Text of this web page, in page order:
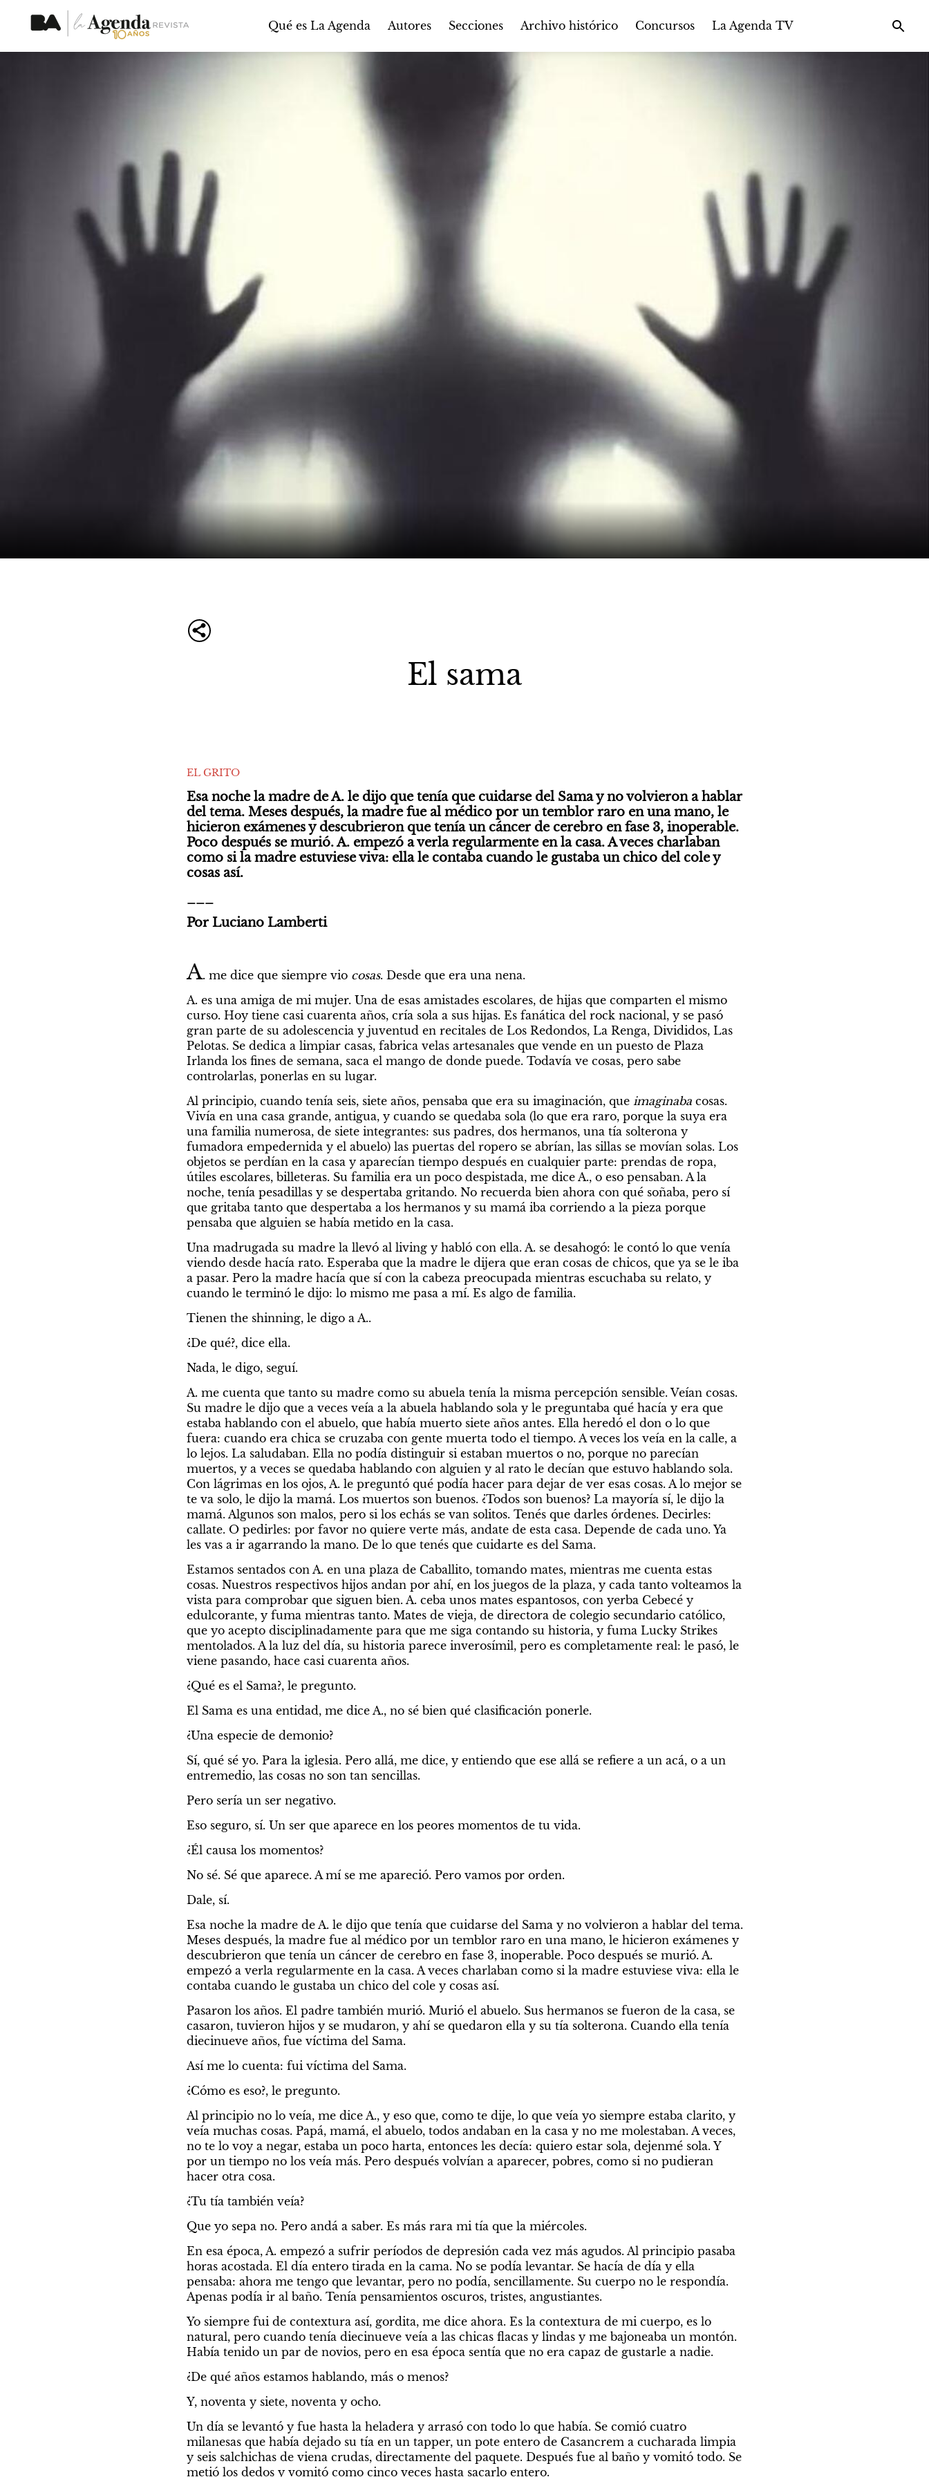
Qué es La Agenda Autores Secciones Archivo histórico Concursos La Agenda TV
El sama
EL GRITO
Esa noche la madre de A. le dijo que tenía que cuidarse del Sama y no volvieron a hablar
del tema. Meses después, la madre fue al médico por un temblor raro en una mano, le
hicieron exámenes y descubrieron que tenía un cáncer de cerebro en fase 3, inoperable.
Poco después se murió. A. empezó a verla regularmente en la casa. A veces charlaban
como si la madre estuviese viva: ella le contaba cuando le gustaba un chico del cole y
cosas así.
Por Luciano Lamberti
A. me dice que siempre vio cosas. Desde que era una nena.
A. es una amiga de mi mujer. Una de esas amistades escolares, de hijas que comparten el mismo
curso. Hoy tiene casi cuarenta años, cría sola a sus hijas. Es fanática del rock nacional, y se pasó
gran parte de su adolescencia y juventud en recitales de Los Redondos, La Renga, Divididos, Las
Pelotas. Se dedica a limpiar casas, fabrica velas artesanales que vende en un puesto de Plaza
Irlanda los fines de semana, saca el mango de donde puede. Todavía ve cosas, pero sabe
controlarlas, ponerlas en su lugar.
Al principio, cuando tenía seis, siete años, pensaba que era su imaginación, que imaginaba cosas.
Vivía en una casa grande, antigua, y cuando se quedaba sola (lo que era raro, porque la suya era
una familia numerosa, de siete integrantes: sus padres, dos hermanos, una tía solterona y
fumadora empedernida y el abuelo) las puertas del ropero se abrían, las sillas se movían solas. Los
objetos se perdían en la casa y aparecían tiempo después en cualquier parte: prendas de ropa,
útiles escolares, billeteras. Su familia era un poco despistada, me dice A., o eso pensaban. A la
noche, tenía pesadillas y se despertaba gritando. No recuerda bien ahora con qué soñaba, pero sí
que gritaba tanto que despertaba a los hermanos y su mamá iba corriendo a la pieza porque
pensaba que alguien se había metido en la casa.
Una madrugada su madre la llevó al living y habló con ella. A. se desahogó: le contó lo que venía
viendo desde hacía rato. Esperaba que la madre le dijera que eran cosas de chicos, que ya se le iba
a pasar. Pero la madre hacía que sí con la cabeza preocupada mientras escuchaba su relato, y
cuando le terminó le dijo: lo mismo me pasa a mí. Es algo de familia.
Tienen the shinning, le digo a A..
¿De qué?, dice ella.
Nada, le digo, seguí.
A. me cuenta que tanto su madre como su abuela tenía la misma percepción sensible. Veían cosas.
Su madre le dijo que a veces veía a la abuela hablando sola y le preguntaba qué hacía y era que
estaba hablando con el abuelo, que había muerto siete años antes. Ella heredó el don o lo que
fuera: cuando era chica se cruzaba con gente muerta todo el tiempo. A veces los veía en la calle, a
lo lejos. La saludaban. Ella no podía distinguir si estaban muertos o no, porque no parecían
muertos, y a veces se quedaba hablando con alguien y al rato le decían que estuvo hablando sola.
Con lágrimas en los ojos, A. le preguntó qué podía hacer para dejar de ver esas cosas. A lo mejor se
te va solo, le dijo la mamá. Los muertos son buenos. ¿Todos son buenos? La mayoría sí, le dijo la
mamá. Algunos son malos, pero si los echás se van solitos. Tenés que darles órdenes. Decirles:
callate. O pedirles: por favor no quiere verte más, andate de esta casa. Depende de cada uno. Ya
les vas a ir agarrando la mano. De lo que tenés que cuidarte es del Sama.
Estamos sentados con A. en una plaza de Caballito, tomando mates, mientras me cuenta estas
cosas. Nuestros respectivos hijos andan por ahí, en los juegos de la plaza, y cada tanto volteamos la
vista para comprobar que siguen bien. A. ceba unos mates espantosos, con yerba Cebecé y
edulcorante, y fuma mientras tanto. Mates de vieja, de directora de colegio secundario católico,
que yo acepto disciplinadamente para que me siga contando su historia, y fuma Lucky Strikes
mentolados. A la luz del día, su historia parece inverosímil, pero es completamente real: le pasó, le
viene pasando, hace casi cuarenta años.
¿Qué es el Sama?, le pregunto.
El Sama es una entidad, me dice A., no sé bien qué clasificación ponerle.
¿Una especie de demonio?
Sí, qué sé yo. Para la iglesia. Pero allá, me dice, y entiendo que ese allá se refiere a un acá, o a un
entremedio, las cosas no son tan sencillas.
Pero sería un ser negativo.
Eso seguro, sí. Un ser que aparece en los peores momentos de tu vida.
¿Él causa los momentos?
No sé. Sé que aparece. A mí se me apareció. Pero vamos por orden.
Dale, sí.
Esa noche la madre de A. le dijo que tenía que cuidarse del Sama y no volvieron a hablar del tema.
Meses después, la madre fue al médico por un temblor raro en una mano, le hicieron exámenes y
descubrieron que tenía un cáncer de cerebro en fase 3, inoperable. Poco después se murió. A.
empezó a verla regularmente en la casa. A veces charlaban como si la madre estuviese viva: ella le
contaba cuando le gustaba un chico del cole y cosas así.
Pasaron los años. El padre también murió. Murió el abuelo. Sus hermanos se fueron de la casa, se
casaron, tuvieron hijos y se mudaron, y ahí se quedaron ella y su tía solterona. Cuando ella tenía
diecinueve años, fue víctima del Sama.
Así me lo cuenta: fui víctima del Sama.
¿Cómo es eso?, le pregunto.
Al principio no lo veía, me dice A., y eso que, como te dije, lo que veía yo siempre estaba clarito, y
veía muchas cosas. Papá, mamá, el abuelo, todos andaban en la casa y no me molestaban. A veces,
no te lo voy a negar, estaba un poco harta, entonces les decía: quiero estar sola, dejenmé sola. Y
por un tiempo no los veía más. Pero después volvían a aparecer, pobres, como si no pudieran
hacer otra cosa.
¿Tu tía también veía?
Que yo sepa no. Pero andá a saber. Es más rara mi tía que la miércoles.
En esa época, A. empezó a sufrir períodos de depresión cada vez más agudos. Al principio pasaba
horas acostada. El día entero tirada en la cama. No se podía levantar. Se hacía de día y ella
pensaba: ahora me tengo que levantar, pero no podía, sencillamente. Su cuerpo no le respondía.
Apenas podía ir al baño. Tenía pensamientos oscuros, tristes, angustiantes.
Yo siempre fui de contextura así, gordita, me dice ahora. Es la contextura de mi cuerpo, es lo
natural, pero cuando tenía diecinueve veía a las chicas flacas y lindas y me bajoneaba un montón.
Había tenido un par de novios, pero en esa época sentía que no era capaz de gustarle a nadie.
¿De qué años estamos hablando, más o menos?
Y, noventa y siete, noventa y ocho.
Un día se levantó y fue hasta la heladera y arrasó con todo lo que había. Se comió cuatro
milanesas que había dejado su tía en un tapper, un pote entero de Casancrem a cucharada limpia
y seis salchichas de viena crudas, directamente del paquete. Después fue al baño y vomitó todo. Se
metió los dedos y vomitó como cinco veces hasta sacarlo entero.